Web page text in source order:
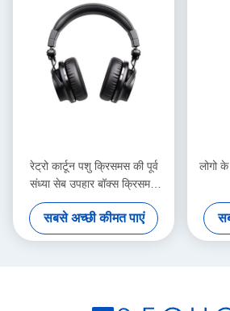
रेट्रो कार्टून पशु क्रिसमस की पूर्व
संध्या सेब उपहार बॉक्स क्रिसमस
उपहार छोटे उपहार आभूषण टोटे बैग
पैकेजिंग बॉक्स
सबसे अच्छी कीमत पाएं
लोगो